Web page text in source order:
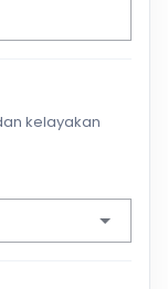
kelayakan